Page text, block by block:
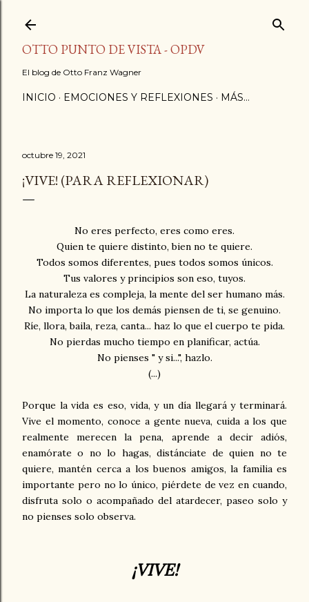
OTTO PUNTO DE VISTA - OPDV
El blog de Otto Franz Wagner
INICIO EMOCIONES Y REFLEXIONES MÁS…
octubre 19, 2021
¡VIVE! (PARA REFLEXIONAR)
No eres perfecto, eres como eres.
Quien te quiere distinto, bien no te quiere.
Todos somos diferentes, pues todos somos únicos.
Tus valores y principios son eso, tuyos.
La naturaleza es compleja, la mente del ser humano más.
No importa lo que los demás piensen de ti, se genuino.
Ríe, llora, baila, reza, canta... haz lo que el cuerpo te pida.
No pierdas mucho tiempo en planificar, actúa.
No pienses " y si...", hazlo.
(...)
Porque la vida es eso, vida, y un día llegará y terminará.
Vive el momento, conoce a gente nueva, cuida a los que
realmente merecen la pena, aprende a decir adiós,
enamórate o no lo hagas, distánciate de quien no te
quiere, mantén cerca a los buenos amigos, la familia es
importante pero no lo único, piérdete de vez en cuando,
disfruta solo o acompañado del atardecer, paseo solo y
no pienses solo observa.
¡VIVE!